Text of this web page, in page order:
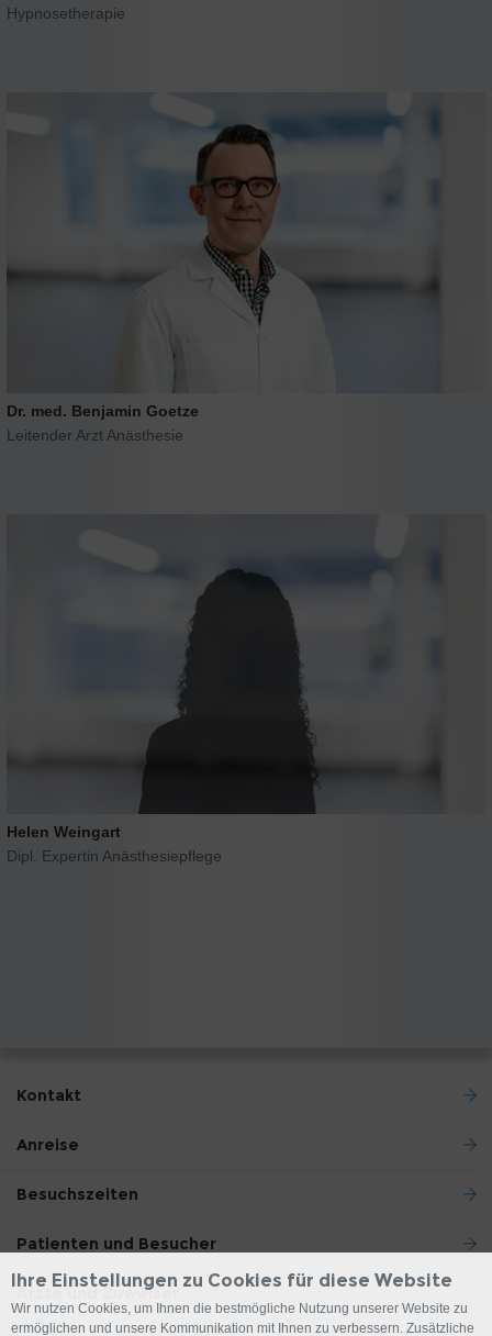
Hypnosetherapie
Dr. med. Benjamin Goetze
Leitender Arzt Anästhesie
Helen Weingart
Dipl. Expertin Anästhesiepflege
Kontakt
Anreise
Besuchszeiten
Patienten und Besucher
Ärzte und Zuweiser
Ihre Einstellungen zu Cookies für diese Website
Wir nutzen Cookies, um Ihnen die bestmögliche Nutzung unserer Website zu
ermöglichen und unsere Kommunikation mit Ihnen zu verbessern. Zusätzliche